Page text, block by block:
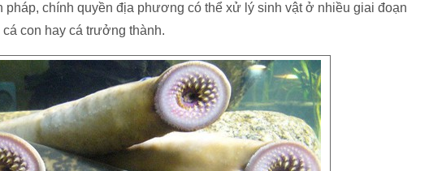
pháp, chính quyền địa phương có thể xử lý sinh vật ở nhiều giai đoạn
con hay cá trưởng thành.